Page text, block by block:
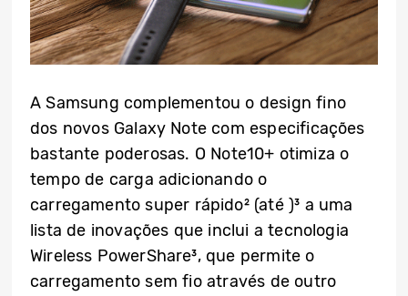
A Samsung complementou o design fino
dos novos Galaxy Note com especificações
bastante poderosas. O Note10+ otimiza o
tempo de carga adicionando o
carregamento super rápido² (até )³ a uma
lista de inovações que inclui a tecnologia
Wireless PowerShare³, que permite o
carregamento sem fio através de outro